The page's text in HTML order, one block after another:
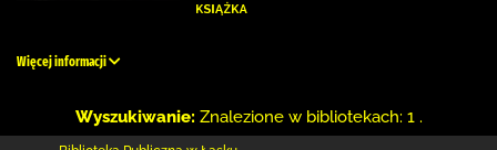
Więcej informacji
Wyszukiwanie: Znalezione w bibliotekach: 1 .